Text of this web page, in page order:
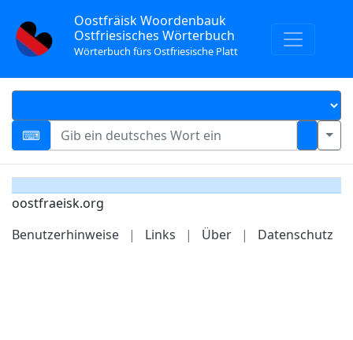
Oostfräisk Woordenbauk
Ostfriesisches Wörterbuch
Wörterbuch fürs Ostfriesische Platt
oostfraeisk.org
Benutzerhinweise
| Links | Über | Datenschutz